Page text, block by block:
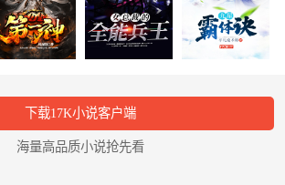
下载17K小说客户端
海量高品质小说抢先看